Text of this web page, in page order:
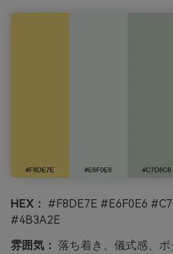
HEX： #F8DE7E #E6F0E6
#4B3A2E
雰囲気： 落ち着き、儀式感、